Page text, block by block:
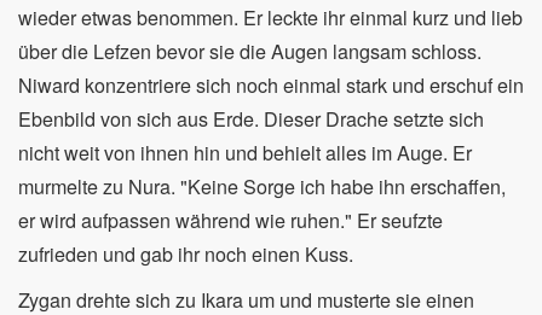
wieder etwas benommen. Er leckte ihr einmal kurz und lieb
über die Lefzen bevor sie die Augen langsam schloss.
Niward konzentriere sich noch einmal stark und erschuf ein
Ebenbild von sich aus Erde. Dieser Drache setzte sich
nicht weit von ihnen hin und behielt alles im Auge. Er
murmelte zu Nura. "Keine Sorge ich habe ihn erschaffen,
er wird aufpassen während wie ruhen." Er seufzte
zufrieden und gab ihr noch einen Kuss.
Zygan drehte sich zu Ikara um und musterte sie einen